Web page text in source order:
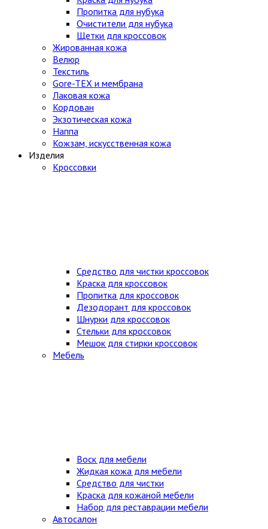
Пропитка для нубука
Очистители для нубука
Щетки для кроссовок
Жированная кожа
Велюр
Текстиль
Gore-TEX и мембрана
Лаковая кожа
Кордован
Экзотическая кожа
Наппа
Кожзам, искусственная кожа
Изделия
Кроссовки
Средство для чистки кроссовок
Краска для кроссовок
Пропитка для кроссовок
Дезодорант для кроссовок
Шнурки для кроссовок
Стельки для кроссовок
Мешок для стирки кроссовок
Мебель
Воск для мебели
Жидкая кожа для мебели
Средство для чистки
Краска для кожаной мебели
Набор для реставрации мебели
Автосалон